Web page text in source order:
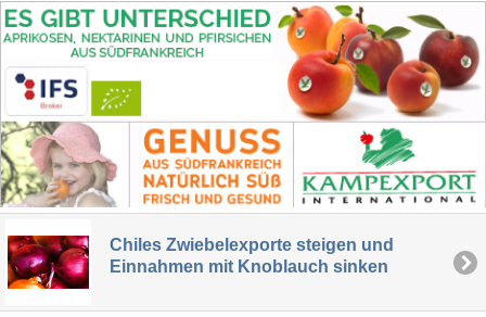
Chiles Zwiebelexporte steigen und
Einnahmen mit Knoblauch sinken